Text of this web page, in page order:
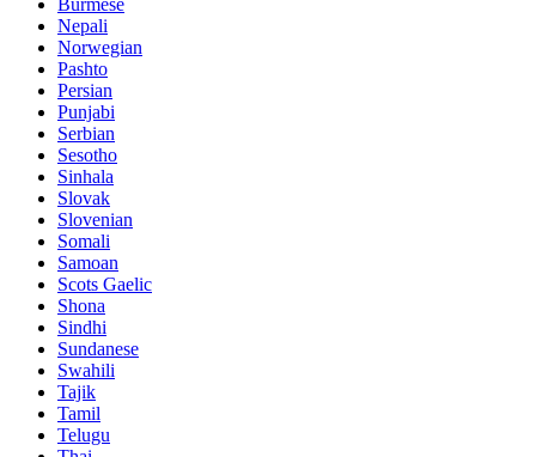
Burmese
Nepali
Norwegian
Pashto
Persian
Punjabi
Serbian
Sesotho
Sinhala
Slovak
Slovenian
Somali
Samoan
Scots Gaelic
Shona
Sindhi
Sundanese
Swahili
Tajik
Tamil
Telugu